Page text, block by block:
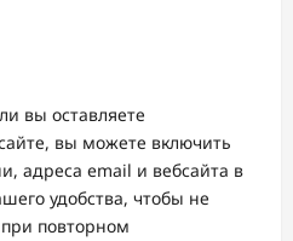
вы оставляете
вы можете включить
адреса email и вебсайта в
удобства, чтобы не
повторном